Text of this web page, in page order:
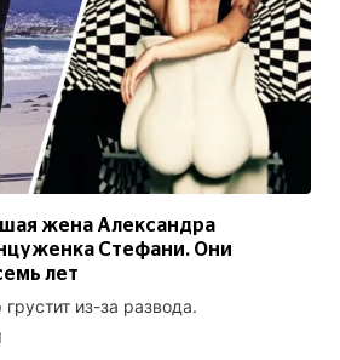
жена Александра
Стефани. Они
лет
из-за развода.